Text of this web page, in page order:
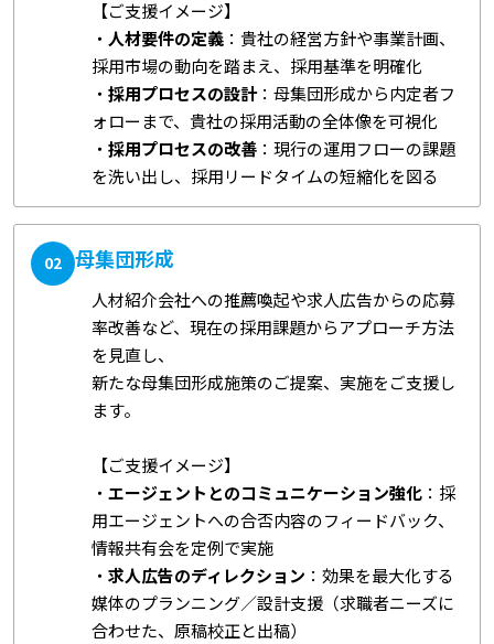
【ご支援イメージ】
・ 人材要件の定義 ：貴社の経営方針や事業計画、
採用市場の動向を踏まえ、採用基準を明確化
・ 採用プロセスの設計：母集団形成から内定者フ
ォローまで、貴社の採用活動の全体像を可視化
・ 採用プロセスの改善 ：現行の運用フローの課題
を洗い出し、採用リードタイムの短縮化を図る
02 母集団形成
人材紹介会社への推薦喚起や求人広告からの応募
率改善など、現在の採用課題からアプローチ方法
を見直し、
新たな母集団形成施策のご提案、実施をご支援し
ます。
【ご支援イメージ】
・ エージェントとのコミュニケーション強化 ：採
用エージェントへの合否内容のフィードバック、
情報共有会を定例で実施
・ 求人広告のディレクション ：効果を最大化する
媒体のプランニング／設計支援（求職者ニーズに
合わせた、原稿校正と出稿）